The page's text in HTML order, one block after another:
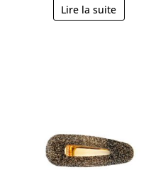
Lire la suite